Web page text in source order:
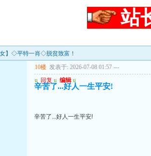
站
】◇平特一肖◇脱贫致富！
10楼 发表于: 2026-07-08 01:57 ---
u 回复 u 编辑 u
辛苦了...好人一生平安!
辛苦了...好人一生平安!